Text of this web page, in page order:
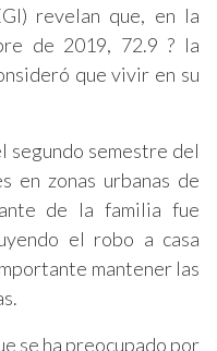
revelan que, en la
de 2019, 72.9 ? la
que vivir en su
segundo semestre del
en zonas urbanas de
de la familia fue
el robo a casa
mantener las
se ha preocupado por